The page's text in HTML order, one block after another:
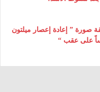
” إعادة إعصار ميلتون
على عقب “